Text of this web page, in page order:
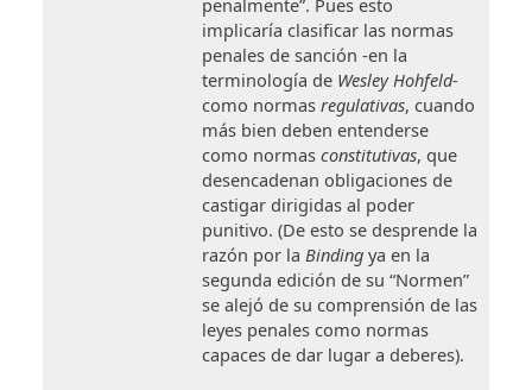
implicaría clasificar las normas
penales de sanción -en la
terminología de Wesley Hohfeld-
como normasregulativas, cuando
más bien deben entenderse
como normasconstitutivas, que
desencadenan obligaciones de
castigar dirigidas al poder
punitivo. (De esto se desprende la
razón por la Binding ya en la
segunda edición de su “Normen”
se alejó de su comprensión de las
leyes penales como normas
capaces de dar lugar a deberes).